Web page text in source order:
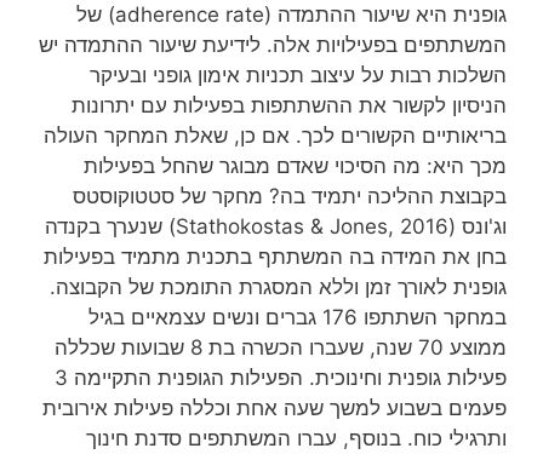
גופנית היא שיעור ההתמדה (adherence rate) של
המשתתפים בפעילויות אלה. לידיעת שיעור ההתמדה יש
השלכות רבות על עיצוב תכניות אימון גופני ובעיקר
הניסיון לקשור את ההשתתפות בפעילות עם יתרונות
בריאותיים הקשורים לכך. אם כן, שאלת המחקר העולה
מכך היא: מה הסיכוי שאדם מבוגר שהחל בפעילות
בקבוצת ההליכה יתמיד בה? מחקר של סטטוקוסטס
וג'ונס (Stathokostas & Jones, 2016) שנערך בקנדה
בחן את המידה בה המשתתף בתכנית מתמיד בפעילות
גופנית לאורך זמן וללא המסגרת התומכת של הקבוצה.
במחקר השתתפו 176 גברים ונשים עצמאיים בגיל
ממוצע 70 שנה, שעברו הכשרה בת 8 שבועות שכללה
פעילות גופנית וחינוכית. הפעילות הגופנית התקיימה 3
פעמים בשבוע למשך שעה אחת וכללה פעילות אירובית
ותרגילי כוח. בנוסף, עברו המשתתפים סדנת חינוך